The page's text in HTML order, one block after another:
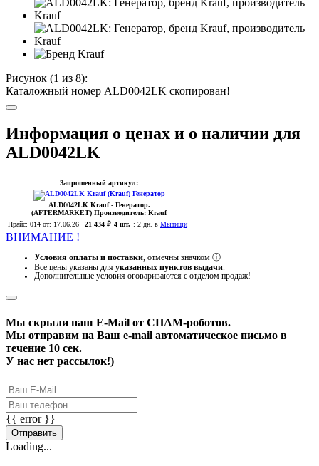
Рисунок (1 из 8):
Каталожный номер ALD0042LK скопирован!
Информация о ценах и о наличии для
ALD0042LK
Запрошенный артикул:
ALD0042LK Krauf- Генератор.
(AFTERMARKET) Производитель: Krauf
Прайс: 014 от: 17.06.26 21 434 ₽ 4 шт. : 2 дн. в Мытищи
ВНИМАНИЕ !
Условия оплаты и поставки , отмечны значком ⓘ
Все цены указаны для указанных пунктов выдачи
Дополнительные условия оговариваются с отделом продаж!
Мы скрыли наш E-Mail от СПАМ-роботов.
Мы отправим на Ваш e-mail автоматическое письмо в
течение 10 сек.
У нас нет рассылок!)
{{ error }}
Отправить
Loading...